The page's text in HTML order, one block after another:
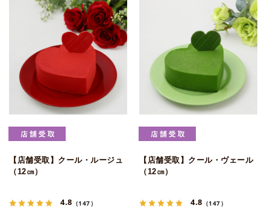
【店舗受取】クール・ルージュ
（12㎝）
4.8 （147）
【店舗受取】クール・ヴェール
（12㎝）
4.8 （147）